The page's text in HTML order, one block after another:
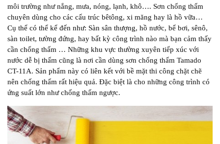
môi trường như nắng, mưa, nóng, lạnh, khô…. Sơn chống thấm
chuyên dùng cho các cấu trúc bêtông, xi măng hay là hồ vữa…
Cụ thể có thể kể đến như: Sàn sân thượng, hồ nước, bể bơi, sênô,
sàn toilet, tường đứng, hay bất kỳ công trình nào mà bạn cảm thấy
cần chống thấm … Những khu vực thường xuyên tiếp xúc với
nước dễ bị thấm cũng là nơi cần dùng sơn chống thấm Tamado
CT-11A. Sản phẩm này có liên kết với bề mặt thi công chặt chẽ
nên chống thấm rất hiệu quả. Đặc biệt là cho những công trình có
ứng suất lớn như chống thấm ngược.